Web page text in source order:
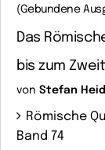
(Gebundene
Das
bis zum
von Stefan Heid
Römische
Band 74